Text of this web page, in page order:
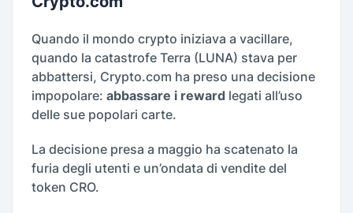
Quando il mondo crypto iniziava a vacillare,
quando la catastrofe Terra (LUNA) stava per
abbattersi, Crypto.com ha preso una decisione
impopolare: abbassare i reward legati all’uso
delle sue popolari carte.
La decisione presa a maggio ha scatenato la
furia degli utenti e un’ondata di vendite del
token CRO.